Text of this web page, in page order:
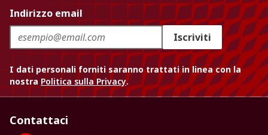
Indirizzo email
Iscriviti
I dati personali forniti saranno trattati in linea con la
nostra Politica sulla Privacy.
Contattaci